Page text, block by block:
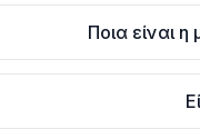
Ποια είναι